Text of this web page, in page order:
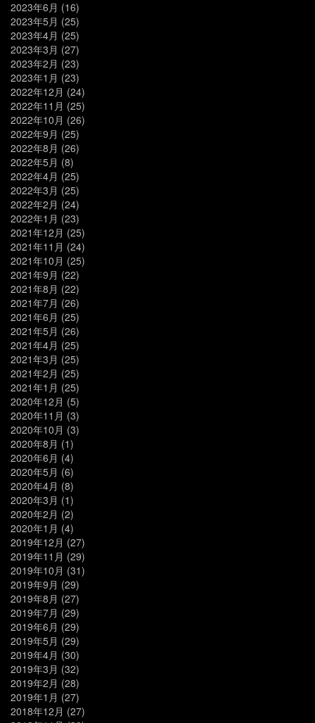
2023年6月 (16)
2023年5月 (25)
2023年4月 (25)
2023年3月 (27)
2023年2月 (23)
2023年1月 (23)
2022年12月 (24)
2022年11月 (25)
2022年10月 (26)
2022年9月 (25)
2022年8月 (26)
2022年5月 (8)
2022年4月 (25)
2022年3月 (25)
2022年2月 (24)
2022年1月 (23)
2021年12月 (25)
2021年11月 (24)
2021年10月 (25)
2021年9月 (22)
2021年8月 (22)
2021年7月 (26)
2021年6月 (25)
2021年5月 (26)
2021年4月 (25)
2021年3月 (25)
2021年2月 (25)
2021年1月 (25)
2020年12月 (5)
2020年11月 (3)
2020年10月 (3)
2020年8月 (1)
2020年6月 (4)
2020年5月 (6)
2020年4月 (8)
2020年3月 (1)
2020年2月 (2)
2020年1月 (4)
2019年12月 (27)
2019年11月 (29)
2019年10月 (31)
2019年9月 (29)
2019年8月 (27)
2019年7月 (29)
2019年6月 (29)
2019年5月 (29)
2019年4月 (30)
2019年3月 (32)
2019年2月 (28)
2019年1月 (27)
2018年12月 (27)